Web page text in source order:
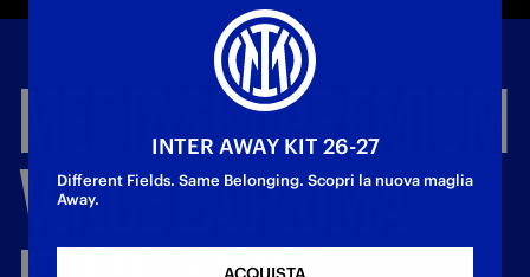
MEDIASETPREMIUM
VINCELAPRIMA
INTER AWAY KIT 26-27
Different Fields. Same Belonging. Scopri la nuova maglia
Away.